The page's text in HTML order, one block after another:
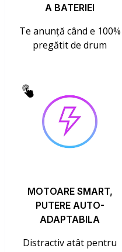
A BATERIEI
Te anunță când e 100%
pregătit de drum
MOTOARE SMART,
PUTERE AUTO-
ADAPTABILA
Distractiv atât pentru